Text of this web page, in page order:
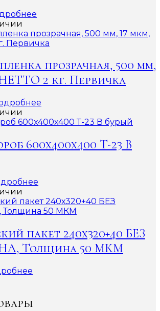
прозрачная, 500 мм,
2 кг. Первичка
600x400x400 Т-23 В
пакет 240х320+40 БЕЗ
Толщина 50 МКМ